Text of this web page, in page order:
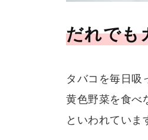
だれでも
タバコを毎日吸
黄色野菜を食べ
といわれていま